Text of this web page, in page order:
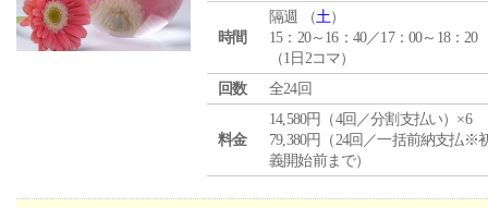
時間
隔週 （土）
15：20～16：40／17：00～18：20
（1日2コマ）
回数
全24回
料金
14,580円（4回／分割支払い）×6
79,380円（24回／一括前納支払※
義開始前まで）